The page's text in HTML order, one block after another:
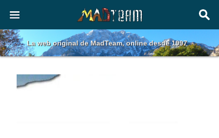
La web original de MadTeam, online desde 1997